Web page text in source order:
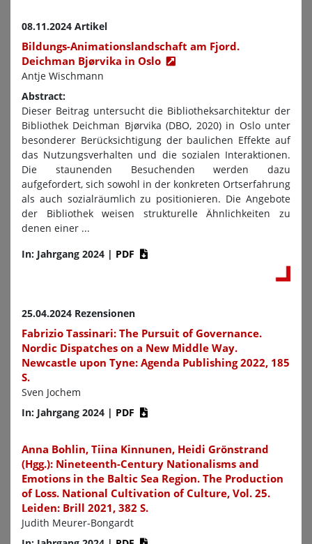
08.11.2024 Artikel
Bildungs-Animationslandschaft am Fjord.
Deichman Bjørvika in Oslo
Antje Wischmann
Abstract:
Dieser Beitrag untersucht die Bibliotheksarchitektur der
Bibliothek Deichman Bjørvika (DBO, 2020) in Oslo unter
besonderer Berücksichtigung der baulichen Effekte auf
das Nutzungsverhalten und die sozialen Interaktionen.
Die staunenden Besuchenden werden dazu
aufgefordert, sich sowohl in der konkreten Ortserfahrung
als auch sozialräumlich zu positionieren. Die Angebote
der Bibliothek weisen strukturelle Ähnlichkeiten zu
denen einer ...
In: Jahrgang 2024 | PDF
25.04.2024 Rezensionen
Fabrizio Tassinari: The Pursuit of Governance.
Nordic Dispatches on a New Middle Way.
Newcastle upon Tyne: Agenda Publishing 2022, 185
S.
Sven Jochem
In: Jahrgang 2024 | PDF
Anna Bohlin, Tiina Kinnunen, Heidi Grönstrand
(Hgg.): Nineteenth-Century Nationalisms and
Emotions in the Baltic Sea Region. The Production
of Loss. National Cultivation of Culture, Vol. 25.
Leiden: Brill 2021, 382 S.
Judith Meurer-Bongardt